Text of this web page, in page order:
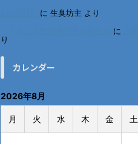
に 生臭坊主 より
に
り
カレンダー
2026年8月
月 火 水 木 金 土